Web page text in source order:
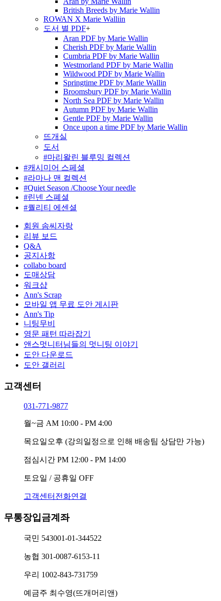
British Breeds by Marie Wallin
ROWAN X Marie Walliin
도서 별 PDF+
Aran PDF by Marie Wallin
Cherish PDF by Marie Wallin
Cumbria PDF by Marie Wallin
Westmorland PDF by Marie Wallin
Wildwood PDF by Marie Wallin
Springtime PDF by Marie Wallin
Broomsbury PDF by Marie Wallin
North Sea PDF by Marie Wallin
Autumn PDF by Marie Wallin
Gentle PDF by Marie Wallin
Once upon a time PDF by Marie Wallin
뜨개실
도서
#마리왈린 블루밍 컬렉션
#캐시미어 스페셜
#라마나 맨 컬렉션
#Quiet Season /Choose Your needle
#린넨 스폐셜
#퀄리티 에센셜
회원 솜씨자랑
리뷰 보드
Q&A
공지사항
collabo board
도매상담
워크샵
Ann's Scrap
모바일 앱 무료 도안 게시판
Ann's Tip
니팅무비
영문 패턴 따라잡기
앤스멋니터님들의 멋니팅 이야기
도안 다운로드
도안 갤러리
고객센터
031-771-9877
월~금 AM 10:00 - PM 4:00
목요일오후 (강의일정으로 인해 배송팀 상담만 가능)
점심시간 PM 12:00 - PM 14:00
토요일 / 공휴일 OFF
고객센터전화연결
무통장입금계좌
국민 543001-01-344522
농협 301-0087-6153-11
우리 1002-843-731759
예금주 최수영(뜨개머리앤)